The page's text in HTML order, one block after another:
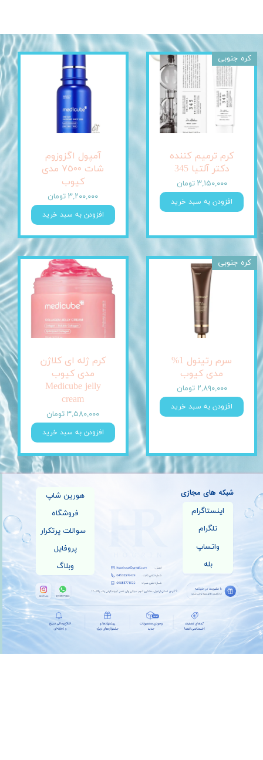
کرم ترمیم کننده
دکتر آلتیا 345
۳,۱۵۰,۰۰۰ تومان
افزودن به سبد خرید
کره جنوبی
آمپول اگزوزوم
شات ٧٥٠٠ مدی
کیوب
۳,۲۰۰,۰۰۰ تومان
افزودن به سبد خرید
سرم رتینول 1%
مدی کیوب
۲,۸۹۰,۰۰۰ تومان
افزودن به سبد خرید
کره جنوبی
کرم ژله ای کلاژن
مدی کیوب
Medicube jelly
cream
۳,۵۸۰,۰۰۰ تومان
افزودن به سبد خرید
هورین شاپ
فروشگاه
سوالات پرتکرار
پروفایل
وبلاگ
اینستاگرام
تلگرام
واتساپ
بله
شبکه های مجازی